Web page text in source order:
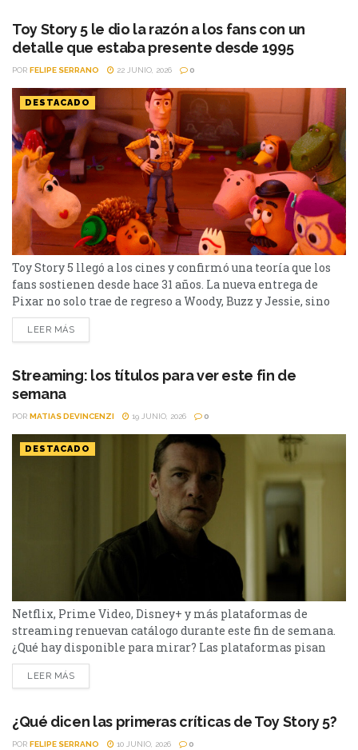
y El diablo viste a...
Toy Story 5 le dio la razón a los fans con un
detalle que estaba presente desde 1995
POR FELIPE SERRANO 22 JUNIO, 2026 0
DESTACADO
Toy Story 5 llegó a los cines y confirmó una teoría que los
fans sostienen desde hace 31 años. La nueva entrega de
Pixar no solo trae de regreso a Woody, Buzz y Jessie, sino
que también termina de confirmar una de las teorías más
populares de la saga: los juguetes siempre han sido un
LEER MÁS
Streaming: los títulos para ver este fin de
semana
POR MATIAS DEVINCENZI 19 JUNIO, 2026 0
DESTACADO
Netflix, Prime Video, Disney+ y más plataformas de
streaming renuevan catálogo durante este fin de semana.
¿Qué hay disponible para mirar? Las plataformas pisan
fuerte con una batería de lanzamientos que combinan
producciones locales y adaptaciones ambiciosas.
el menú tiene de todo. I Will Find You - Netflix Te
encontraré es una miniserie basada en...
LEER MÁS
¿Qué dicen las primeras críticas de Toy Story 5?
POR FELIPE SERRANO 10 JUNIO, 2026 0